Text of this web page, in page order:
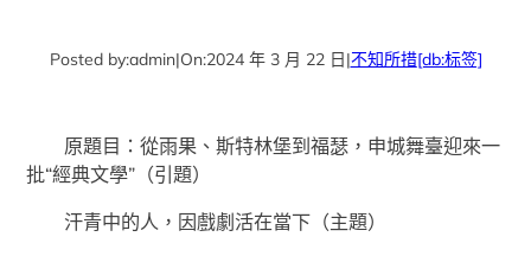
Posted by:admin|On:2024 年 3 月 22 日|不知所措[db:标签]
原題目：從雨果、斯特林堡到福瑟，申城舞臺迎來一
批“經典文學”（引題）
汗青中的人，因戲劇活在當下（主題）